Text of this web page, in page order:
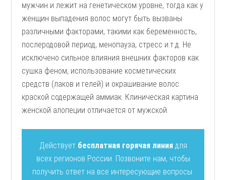
мужчин и лежит на генетическом уровне, тогда как у
женщин выпадения волос могут быть вызваны
различными факторами, такими как беременность,
послеродовой период, менопауза, стресс и.т.д. Не
исключено сильное влияния внешних факторов как
сушка феном, использование косметических
средств (лаков и гелей) и окрашивание волос
краской содержащей аммиак. Клиническая картина
женской алопеции отличается от мужской.
Действует бесплатная горячая линиядля
всех регионов России. Позвоните нам, чтобы
получить ответ на все интересующие вопросы.